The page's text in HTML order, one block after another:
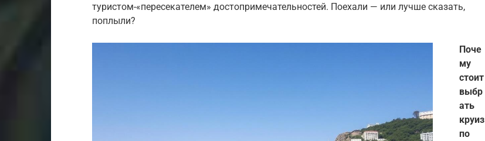
туристом-«пересекателем» достопримечательностей. Поехали — или лучше сказать,
поплыли?
Поче
му
стоит
выбр
ать
круиз
по